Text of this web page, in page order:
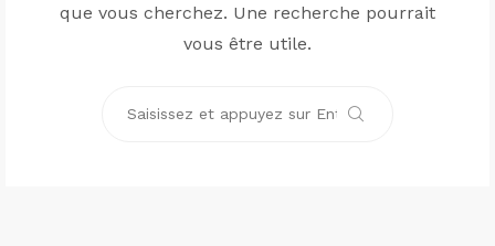
que vous cherchez. Une recherche pourrait
vous être utile.